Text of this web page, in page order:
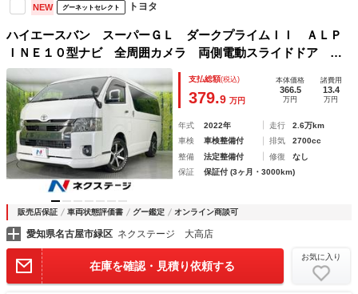
NEW グーネットセレクト トヨタ
ハイエースバン スーパーＧＬ ダークプライムＩＩ ＡＬＰ
ＩＮＥ１０型ナビ 全周囲カメラ 両側電動スライドドア 衝
突軽減システム ＥＴＣ ＬＥＤヘッドライト ドライブレコ
ーダー デジタルインナーミラー Ｂｌｕｅｔｏｏｔｈ再生
フルセグ スマートキー
支払総額(税込)
379.9 万円
本体価格
366.5
万円
諸費用
13.4
万円
年式 2022年 走行
2.6万km
車検
車検整備付 排気
2700cc
整備
法定整備付 修復
なし
保証
保証付 (3ヶ月・3000km)
販売店保証 車両状態評価書 グー鑑定 オンライン商談可
愛知県名古屋市緑区 ネクステージ 大高店
在庫を確認・見積り依頼する
お気に入り